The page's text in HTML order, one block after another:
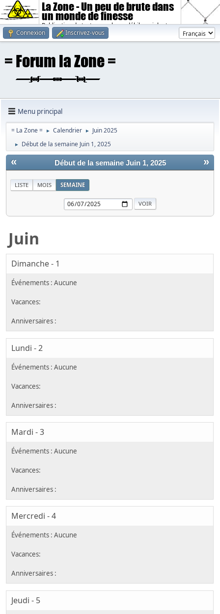
La Zone - Un peu de brute dans
un monde de finesse
Publication de textes sombres, débiles, violents.
Connexion
Inscrivez-vous
Menu principal
= La Zone = ► Calendrier ► Juin 2025
► Début de la semaine Juin 1, 2025
« »
Début de la semaine Juin 1, 2025
LISTE MOIS SEMAINE
Juin
Dimanche - 1
Lundi - 2
Mardi - 3
Mercredi - 4
Jeudi - 5